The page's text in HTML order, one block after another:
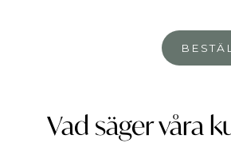
Vad säger våra